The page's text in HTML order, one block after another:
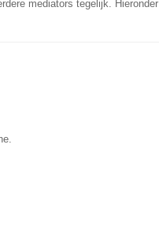
mediators tegelijk. Hieronder